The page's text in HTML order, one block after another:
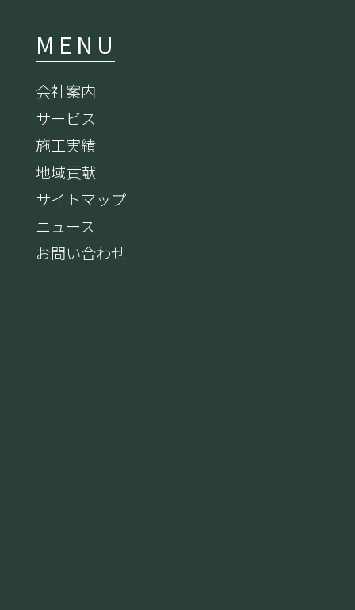
MENU
会社案内
サービス
施工実績
地域貢献
サイトマップ
ニュース
お問い合わせ